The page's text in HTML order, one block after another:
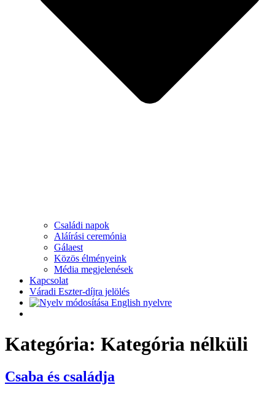
Családi napok
Aláírási ceremónia
Gálaest
Közös élményeink
Média megjelenések
Kapcsolat
Váradi Eszter-díjra jelölés
Kategória: Kategória nélküli
Csaba és családja